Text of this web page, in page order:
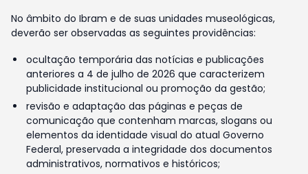
No âmbito do Ibram e de suas unidades museológicas,
deverão ser observadas as seguintes providências:
ocultação temporária das notícias e publicações
anteriores a 4 de julho de 2026 que caracterizem
publicidade institucional ou promoção da gestão;
revisão e adaptação das páginas e peças de
comunicação que contenham marcas, slogans ou
elementos da identidade visual do atual Governo
Federal, preservada a integridade dos documentos
administrativos, normativos e históricos;